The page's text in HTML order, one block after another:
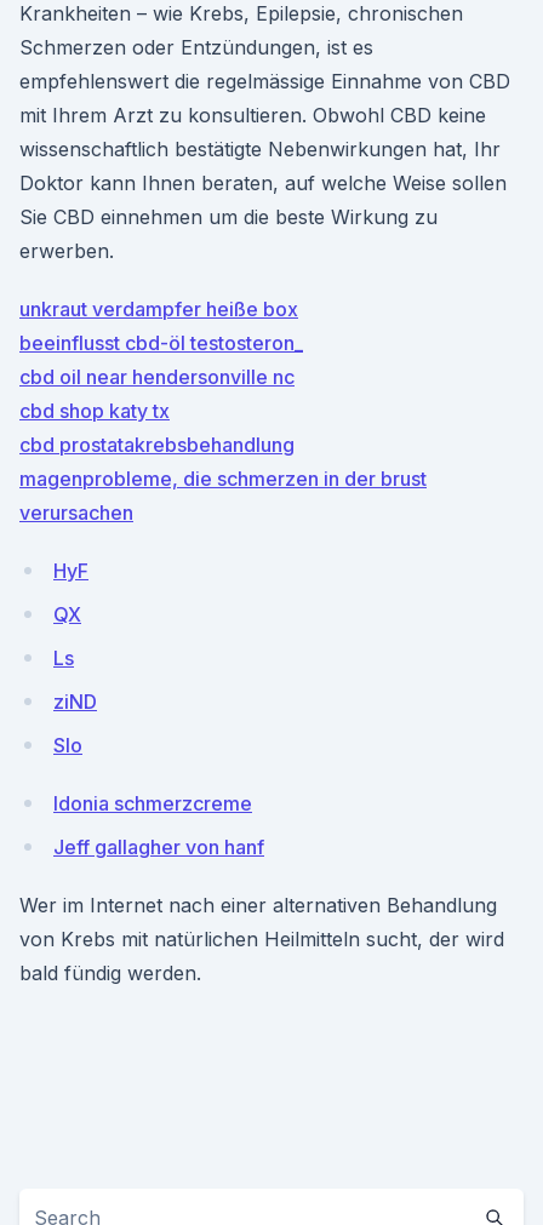
Krankheiten – wie Krebs, Epilepsie, chronischen
Schmerzen oder Entzündungen, ist es
empfehlenswert die regelmässige Einnahme von CBD
mit Ihrem Arzt zu konsultieren. Obwohl CBD keine
wissenschaftlich bestätigte Nebenwirkungen hat, Ihr
Doktor kann Ihnen beraten, auf welche Weise sollen
Sie CBD einnehmen um die beste Wirkung zu
erwerben.
unkraut verdampfer heiße box
beeinflusst cbd-öl testosteron_
cbd oil near hendersonville nc
cbd shop katy tx
cbd prostatakrebsbehandlung
magenprobleme, die schmerzen in der brust
verursachen
HyF
QX
Ls
ziND
Slo
Idonia schmerzcreme
Jeff gallagher von hanf
Wer im Internet nach einer alternativen Behandlung
von Krebs mit natürlichen Heilmitteln sucht, der wird
bald fündig werden.